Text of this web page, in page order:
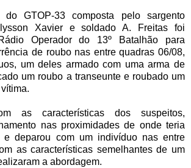
GTOP-33 composta pelo sargento
Xavier e soldado A. Freitas foi
Operador do 13º Batalhão para
de roubo nas entre quadras 06/08,
um deles armado com uma arma de
um roubo a transeunte e roubado um
as características dos suspeitos,
nas proximidades de onde teria
e deparou com um indivíduo nas entre
as características semelhantes de um
a abordagem.